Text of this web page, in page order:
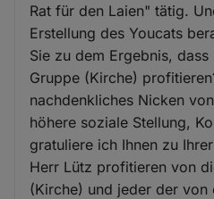
Rat für den Laien" tätig.
Erstellung des Youcats
Sie zu dem Ergebnis,
Gruppe (Kirche)
nachdenkliches Nicken
höhere soziale Stellung,
gratuliere ich Ihnen zu
Herr Lütz profitieren von
(Kirche) und jeder der